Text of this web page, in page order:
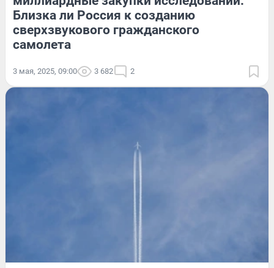
Близка ли Россия к созданию
сверхзвукового гражданского
самолета
3 мая, 2025, 09:00 3 682 2